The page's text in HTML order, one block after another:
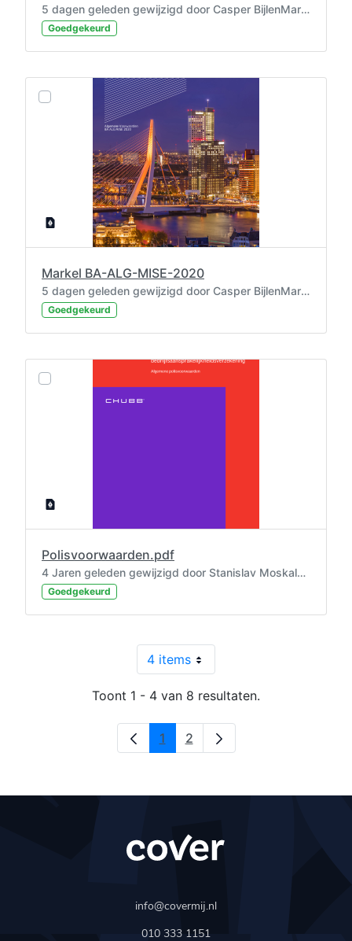
5 dagen geleden gewijzigd door Casper BijlenMaramaros.
Goedgekeurd
Markel BA-ALG-MISE-2020
5 dagen geleden gewijzigd door Casper BijlenMaramaros.
Goedgekeurd
Polisvoorwaarden.pdf
4 Jaren geleden gewijzigd door Stanislav Moskalenko.
Goedgekeurd
4 itemsPer pagina
Toont 1 - 4 van 8 resultaten.
Pagina
1 Pagina
2
info@covermij.nl
010 333 1151